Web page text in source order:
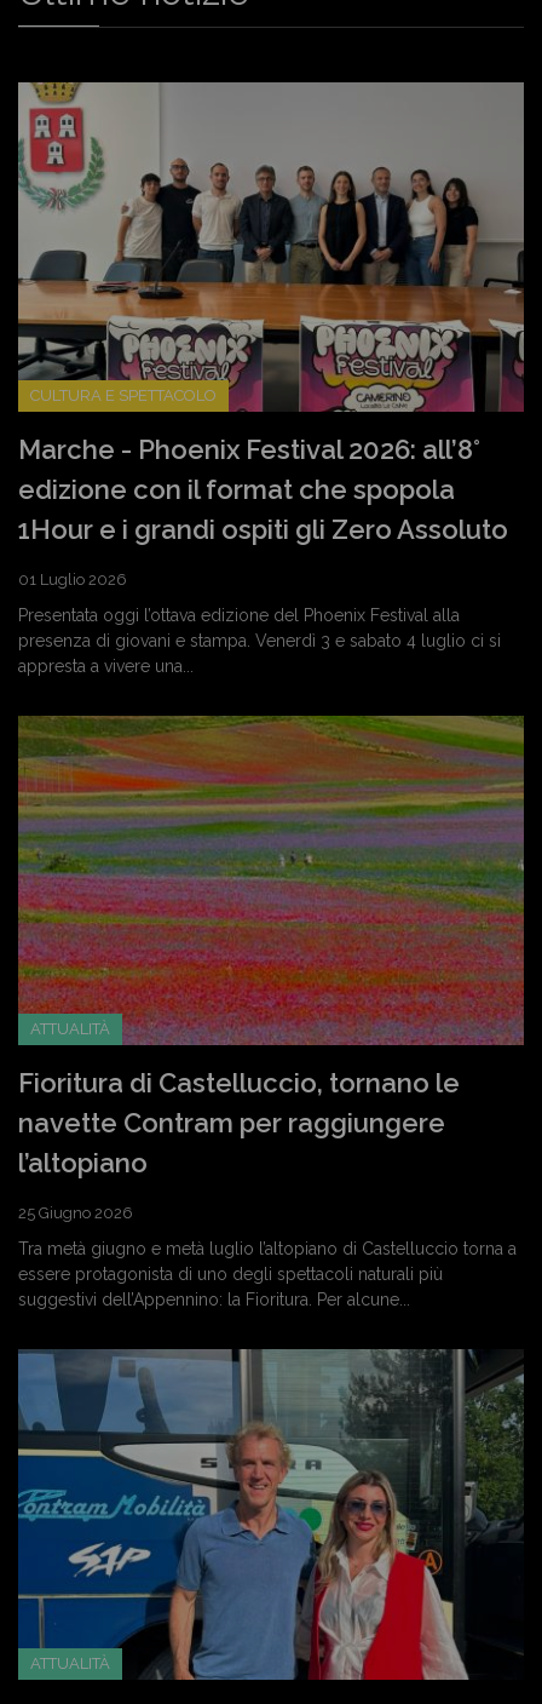
CULTURA E SPETTACOLO
Marche - Phoenix Festival 2026: all’8°
edizione con il format che spopola
1Hour e i grandi ospiti gli Zero Assoluto
01 Luglio 2026
Presentata oggi l’ottava edizione del Phoenix Festival alla
presenza di giovani e stampa. Venerdì 3 e sabato 4 luglio ci si
appresta a vivere una...
ATTUALITÀ
Fioritura di Castelluccio, tornano le
navette Contram per raggiungere
l’altopiano
25 Giugno 2026
Tra metà giugno e metà luglio l’altopiano di Castelluccio torna a
essere protagonista di uno degli spettacoli naturali più
suggestivi dell’Appennino: la Fioritura. Per alcune...
ATTUALITÀ